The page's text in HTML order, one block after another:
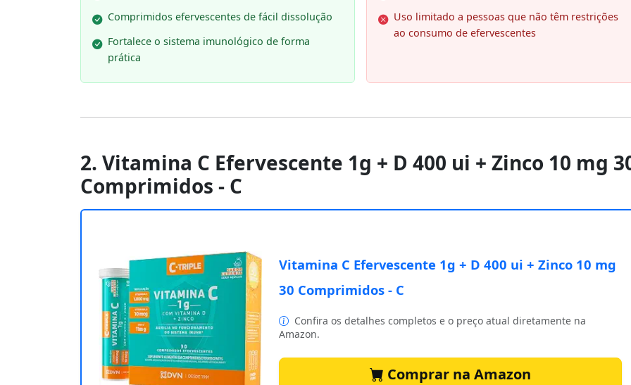
Comprimidos efervescentes de fácil dissolução
Fortalece o sistema imunológico de forma
prática
Uso limitado a pessoas que não têm restrições
ao consumo de efervescentes
2. Vitamina C Efervescente 1g + D 400 ui + Zinco 10 mg
Comprimidos - C
Vitamina C Efervescente 1g + D 400 ui + Zinco 10 mg
30 Comprimidos - C
Confira os detalhes completos e o preço atual diretamente na
Amazon.
Comprar na Amazon